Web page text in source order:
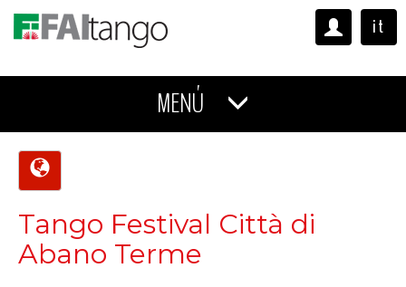
it
MENÚ
Tango Festival Città di
Abano Terme